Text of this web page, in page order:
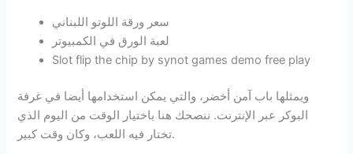
سعر ورقة اللوتو اللبناني
لعبة الورق في الكمبيوتر
Slot flip the chip by synot games demo free play
ويمثلها باب آمن أخضر، والتي يمكن استخدامها أيضا في غرفة
البوكر عبر الإنترنت. ننصحك هنا باختيار الوقت من اليوم الذي
تختار فيه اللعب، وكان وقت كبير.